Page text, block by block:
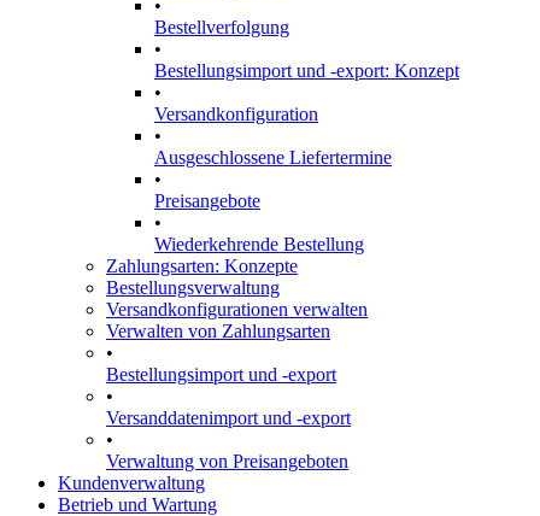
•
Bestellverfolgung
•
Bestellungsimport und -export: Konzept
•
Versandkonfiguration
•
Ausgeschlossene Liefertermine
•
Preisangebote
•
Wiederkehrende Bestellung
Zahlungsarten: Konzepte
Bestellungsverwaltung
Versandkonfigurationen verwalten
Verwalten von Zahlungsarten
•
Bestellungsimport und -export
•
Versanddatenimport und -export
•
Verwaltung von Preisangeboten
Kundenverwaltung
Betrieb und Wartung